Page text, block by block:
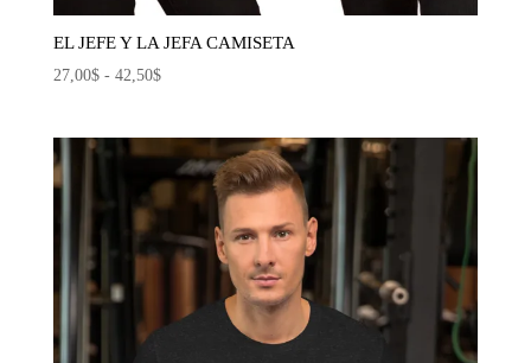
EL JEFE Y LA JEFA CAMISETA
27,00$ - 42,50$Rango
desde
27,00$
hasta
42,50$